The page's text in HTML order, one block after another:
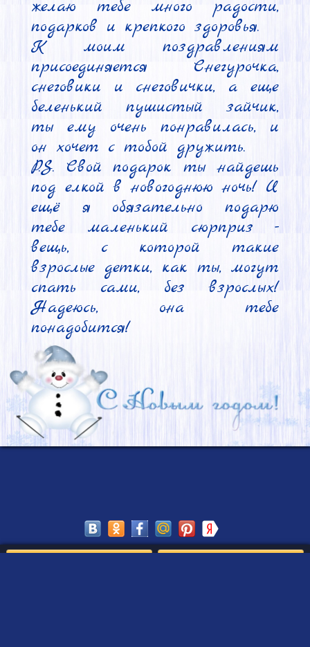
желаю тебе много радости,
подарков и крепкого здоровья.
К моим поздравлениям
присоединяется Снегурочка,
снеговики и снеговички, а еще
беленький пушистый зайчик,
ты ему очень понравилась, и
он хочет с тобой дружить.
P.S. Свой подарок ты найдешь
под елкой в новогоднюю ночь! И
ещё я обязательно подарю
тебе маленький сюрприз -
вещь, с которой такие
взрослые детки, как ты, могут
спать сами, без взрослых!
Надеюсь, она тебе
понадобится!